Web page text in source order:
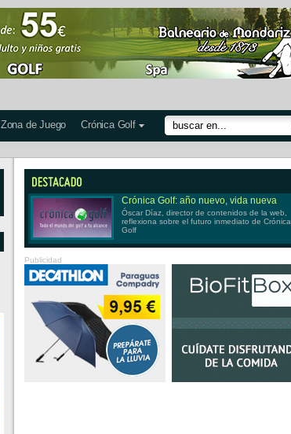
Zona de Juego Crónica Golf
Crónica Golf: año nuevo, vida nueva
Óscar Díaz, director de contenidos de la web,
reflexiona sobre el futuro inmediato de Crónica
Golf
Publicidad